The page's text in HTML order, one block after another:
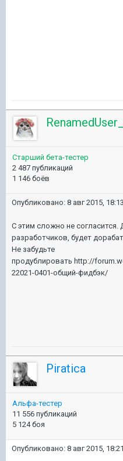
Старший бета-тестер
2 487 публикаций
1 146 боёв
Опубликовано: 8 авг 2015,
С этим сложно не
разработчиков, будет
Не забудьте
продублировать http://
22021-0401-общий-фидбэк/
Piratica
Альфа-тестер
11 556 публикаций
5 124 боя
Опубликовано: 8 авг 2015,